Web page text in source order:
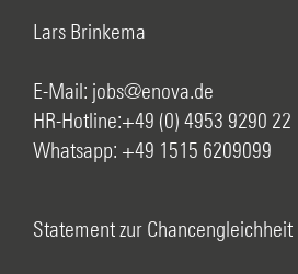
Lars Brinkema
E-Mail: jobs@enova.de
HR-Hotline:+49 (0) 4953 9290 22
Whatsapp: +49 1515 6209099
Statement zur Chancengleichheit